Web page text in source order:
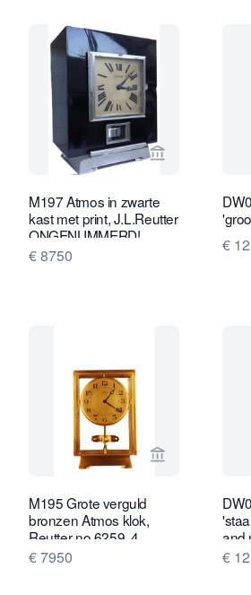
Bekijk
M197 Atmos in zwarte
kast met print, J.L.Reutter
ONGENUMMERD!
€ 8750
€
Bekijk
M195 Grote verguld
bronzen Atmos klok,
Reutter no 6259, 4
glazen, Frankrijk
€ 7950
and
€